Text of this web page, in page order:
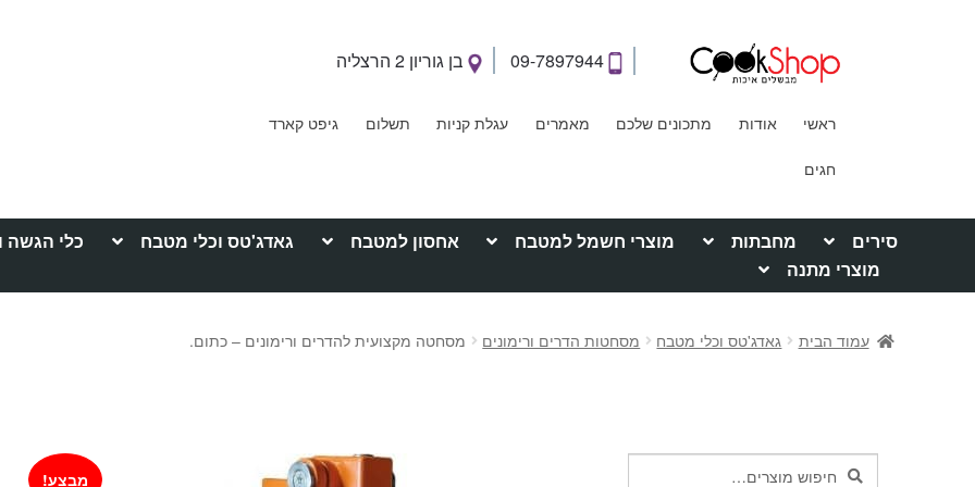
09-7897944 בן גוריון 2 הרצליה
ראשי אודות מתכונים שלכם מאמרים עגלת קניות תשלום גיפט קארד
חגים
סירים מחבתות מוצרי חשמל למטבח אחסון למטבח גאדג'טס וכלי מטבח כלי הגשה
מוצרי מתנה
עמוד הבית גאדג'טס וכלי מטבח מסחטות הדרים ורימונים מסחטה מקצועית להדרים ורימונים – כתום.
מבצע!
חיפושחיפוש